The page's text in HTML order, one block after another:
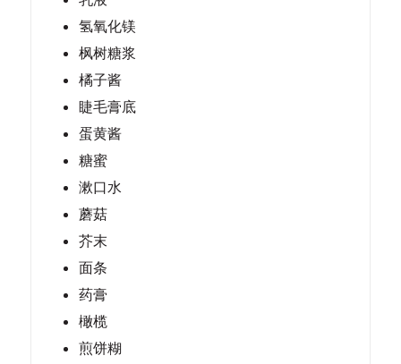
氢氧化镁
枫树糖浆
橘子酱
睫毛膏底
蛋黄酱
糖蜜
漱口水
蘑菇
芥末
面条
药膏
橄榄
煎饼糊